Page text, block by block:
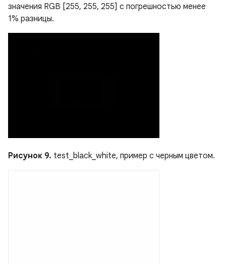
значения RGB [255, 255, 255] с погрешностью менее
1% разницы.
Рисунок 9. test_black_white, пример с черным цветом.